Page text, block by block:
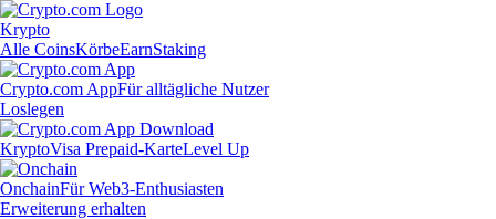
Krypto
Alle CoinsKörbeEarnStaking
Crypto.com AppFür alltägliche Nutzer
Loslegen
KryptoVisa Prepaid-KarteLevel Up
OnchainFür Web3-Enthusiasten
Erweiterung erhalten